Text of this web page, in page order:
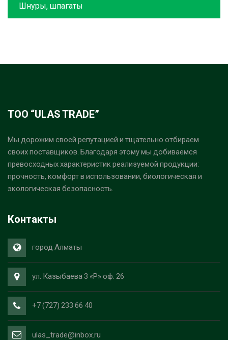
Шнуры, шпагаты
ТОО “ULAS TRADE”
Мы дорожим своей репутацией и тщательно отбираем
своих поставщиков. Благодаря этому мы добиваемся
превосходных характеристик реализуемой продукции:
прочность, комфорт в использовании, биологическая и
экологическая безопасность.
Контакты
город Алматы
ул. Казыбаева 3 «Р» оф. 26
+7 (727) 233 66 40
ulas_trade@inbox.ru